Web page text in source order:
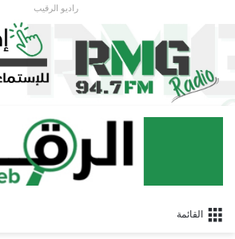
راديو الرقيب
القائمة